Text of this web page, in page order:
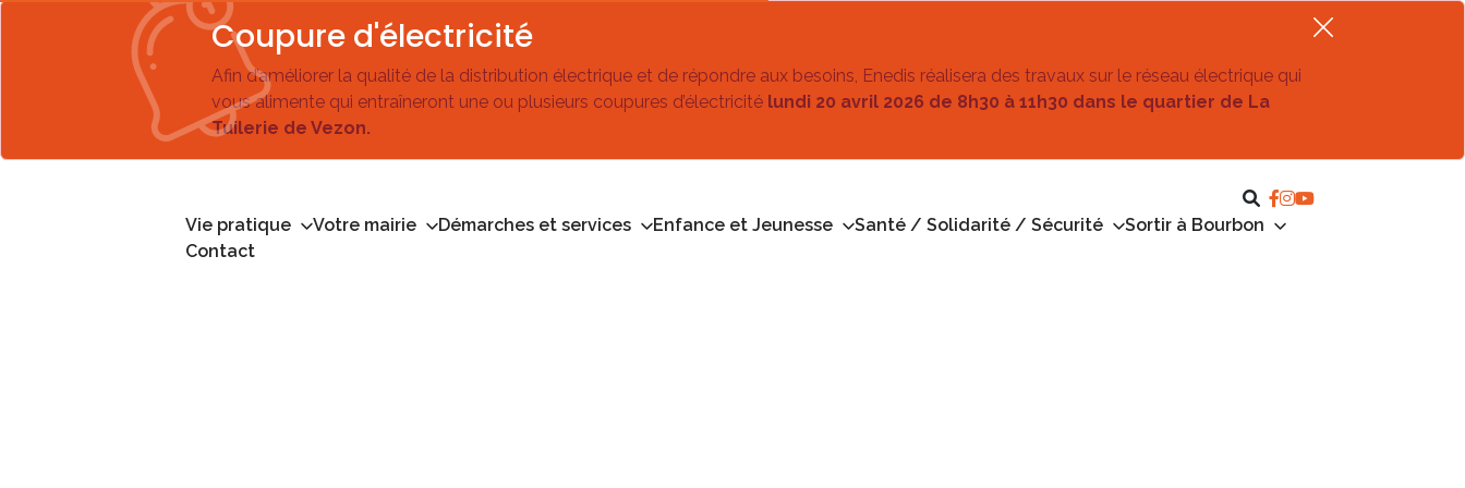
Coupure d'électricité
Afin d’améliorer la qualité de la distribution électrique et de répondre aux besoins, Enedis réalisera des travaux sur le réseau électrique qui
vous alimente qui entraîneront une ou plusieurs coupures d’électricité lundi 20 avril 2026 de 8h30 à 11h30 dans le quartier de La
Tuilerie de Vezon.
Vie pratique Votre mairie Démarches et services Enfance et Jeunesse Santé / Solidarité / Sécurité
Sortir à Bourbon
Contact